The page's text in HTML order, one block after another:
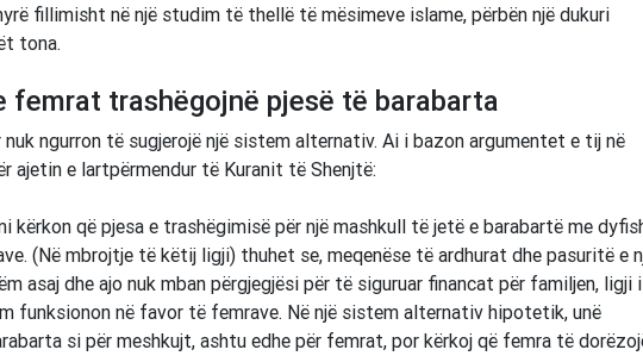
fillimisht në një studim të thellë të mësimeve islame, përbën një dukuri
tona.
femrat trashëgojnë pjesë të barabarta
ngurron të sugjerojë një sistem alternativ. Ai i bazon argumentet e tij në
ajetin e lartpërmendur të Kuranit të Shenjtë:
kërkon që pjesa e trashëgimisë për një mashkull të jetë e barabartë me
(Në mbrojtje të këtij ligji) thuhet se, meqenëse të ardhurat dhe pasuritë e
asaj dhe ajo nuk mban përgjegjësi për të siguruar financat për familjen, ligji i
funksionon në favor të femrave. Në një sistem alternativ hipotetik, unë
si për meshkujt, ashtu edhe për femrat, por kërkoj që femra të